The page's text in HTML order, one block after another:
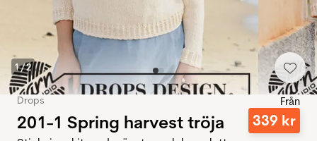
1/2
Drops
201-1 Spring harvest tröja
Från
339 kr